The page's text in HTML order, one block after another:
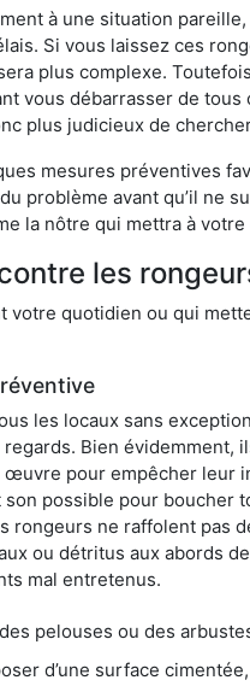
à une situation
Si vous laissez ces
plus complexe.
vous débarrasser de
plus judicieux de
mesures préventives
problème avant qu’il ne
la nôtre qui mettra à
les
votre quotidien ou qui
les locaux sans
Bien évidemment,
pour empêcher leur
possible pour
rongeurs ne raffolent pas
ou détritus aux abords
mal entretenus.
pelouses ou des arbustes à
cimentée, bitumée